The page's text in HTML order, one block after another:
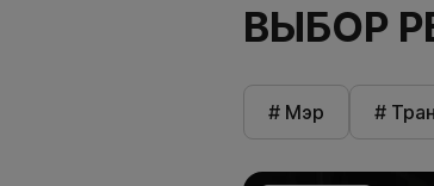
ВЫБОР
# Мэр #